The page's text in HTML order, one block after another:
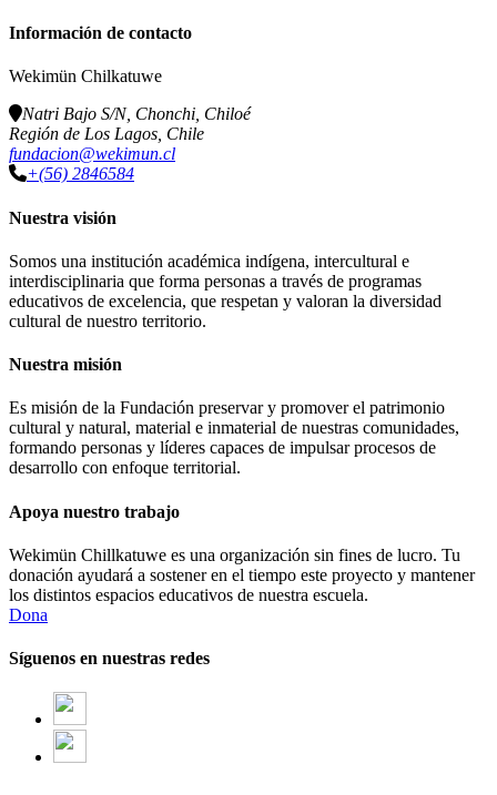
Información de contacto
Wekimün Chilkatuwe
Natri Bajo S/N, Chonchi, Chiloé
Región de Los Lagos, Chile
fundacion@wekimun.cl
+(56) 2846584
Nuestra visión
Somos una institución académica indígena, intercultural e
interdisciplinaria que forma personas a través de programas
educativos de excelencia, que respetan y valoran la diversidad
cultural de nuestro territorio.
Nuestra misión
Es misión de la Fundación preservar y promover el patrimonio
cultural y natural, material e inmaterial de nuestras comunidades,
formando personas y líderes capaces de impulsar procesos de
desarrollo con enfoque territorial.
Apoya nuestro trabajo
Wekimün Chillkatuwe es una organización sin fines de lucro. Tu
donación ayudará a sostener en el tiempo este proyecto y mantener
los distintos espacios educativos de nuestra escuela.
Dona
Síguenos en nuestras redes